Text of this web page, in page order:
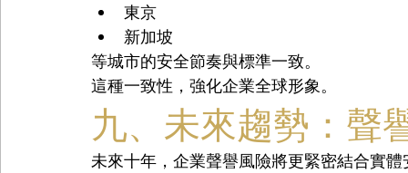
東京
新加坡
等城市的安全節奏與標準一致。
這種一致性，強化企業全球形象。
九、未來趨勢：聲
未來十年，企業聲譽風險將更緊密結合實體